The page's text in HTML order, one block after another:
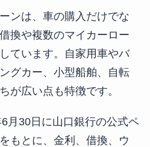
ンは、車の購入だけでな
換や複数のマイカーロー
ています。自家用車やバ
グカー、小型船舶、自転
が広い点も特徴です。
月30日に山口銀行の公式ペ
もとに、金利、借換、ウ